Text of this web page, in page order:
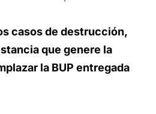
casos de destrucción,
que genere la
la BUP entregada